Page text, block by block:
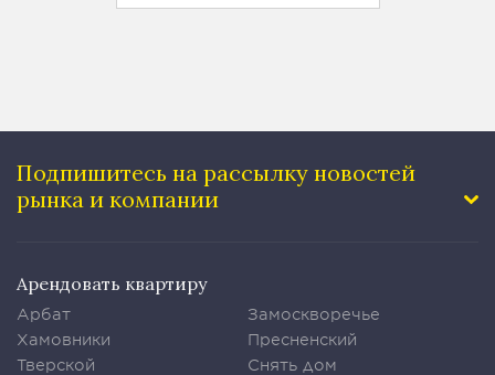
Подпишитесь на рассылку новостей
рынка и компании
Арендовать квартиру
Арбат
Хамовники
Тверской
Замоскворечье
Пресненский
Снять дом